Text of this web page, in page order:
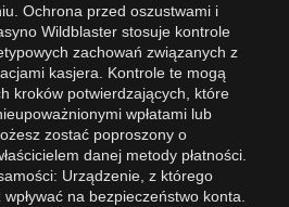
Ochrona przed oszustwami i
Wildblaster stosuje kontrole
zachowań związanych z
kasjera. Kontrole te mogą
kroków potwierdzających, które
wpłatami lub
zostać poproszony o
danej metody płatności.
Urządzenie, z którego
na bezpieczeństwo konta.